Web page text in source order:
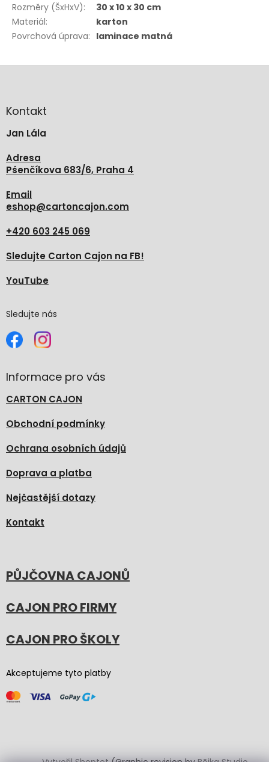
Rozměry (ŠxHxV):
30 x 10 x 30 cm
Materiál:
karton
Povrchová úprava: laminace matná
aKontakt
Jan Lála
Adresa
Pšenčíkova 683/6, Praha 4
Email
eshop@cartoncajon.com
+420 603 245 069
Sledujte Carton Cajon na FB!
YouTube
Sledujte nás
Informace pro vás
CARTON CAJON
Obchodní podmínky
Ochrana osobních údajů
Doprava a platba
Nejčastější dotazy
Kontakt
PŮJČOVNA CAJONŮ
CAJON PRO FIRMY
CAJON PRO ŠKOLY
Akceptujeme tyto platby